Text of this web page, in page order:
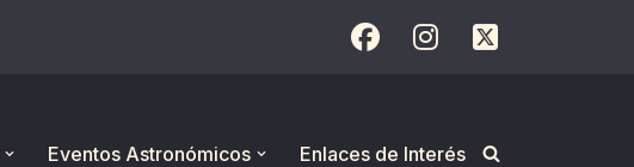
Eventos Astronómicos Enlaces de Interés